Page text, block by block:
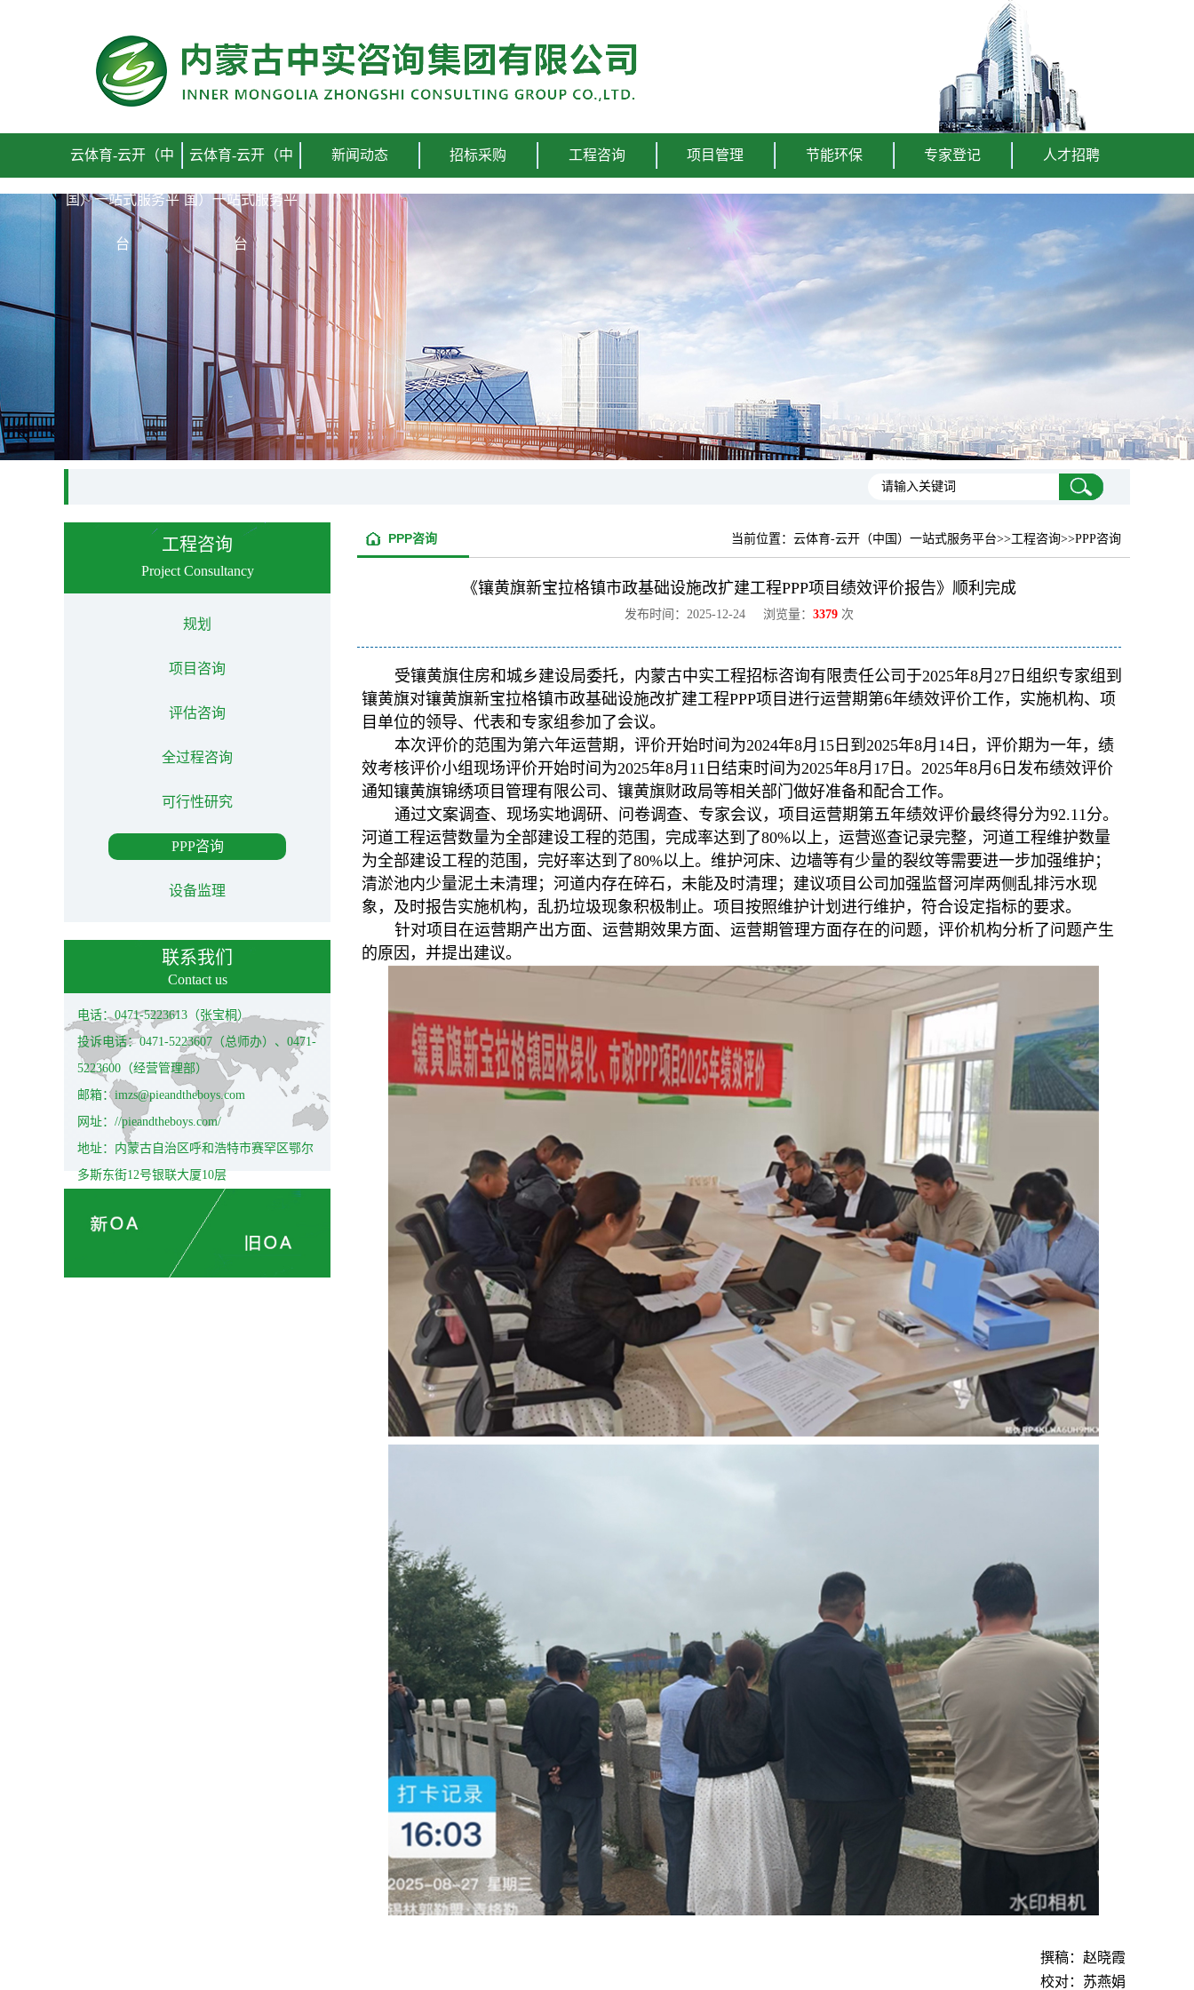
云体育-云开（中
国）一站式服务平
台
云体育-云开（中
国）一站式服务平
台
新闻动态 招标采购 工程咨询 项目管理 节能环保 专家登记 人才招聘
工程咨询
Project Consultancy
规划
项目咨询
评估咨询
全过程咨询
可行性研究
PPP咨询
设备监理
联系我们
Contact us
电话：0471-5223613（张宝桐）
投诉电话：0471-5223607（总师办）、0471-
5223600（经营管理部）
邮箱：imzs@pieandtheboys.com
网址：//pieandtheboys.com/
地址：内蒙古自治区呼和浩特市赛罕区鄂尔
多斯东街12号银联大厦10层
当前位置： 云体育-云开（中国）一站式服务平台>>工程咨询>>PPP咨询
PPP咨询
《镶黄旗新宝拉格镇市政基础设施改扩建工程PPP项目绩效评价报告》顺利完成
发布时间：2025-12-24 浏览量： 3379 次
受镶黄旗住房和城乡建设局委托，内蒙古中实工程招标咨询有限责任公司于2025年8月27日组织专家组到
镶黄旗对镶黄旗新宝拉格镇市政基础设施改扩建工程PPP项目进行运营期第6年绩效评价工作，实施机构、项
目单位的领导、代表和专家组参加了会议。
本次评价的范围为第六年运营期，评价开始时间为2024年8月15日到2025年8月14日，评价期为一年，绩
效考核评价小组现场评价开始时间为2025年8月11日结束时间为2025年8月17日。2025年8月6日发布绩效评价
通知镶黄旗锦绣项目管理有限公司、镶黄旗财政局等相关部门做好准备和配合工作。
通过文案调查、现场实地调研、问卷调查、专家会议，项目运营期第五年绩效评价最终得分为92.11分。
河道工程运营数量为全部建设工程的范围，完成率达到了80%以上，运营巡查记录完整，河道工程维护数量
为全部建设工程的范围，完好率达到了80%以上。维护河床、边墙等有少量的裂纹等需要进一步加强维护；
清淤池内少量泥土未清理；河道内存在碎石，未能及时清理；建议项目公司加强监督河岸两侧乱排污水现
象，及时报告实施机构，乱扔垃圾现象积极制止。项目按照维护计划进行维护，符合设定指标的要求。
针对项目在运营期产出方面、运营期效果方面、运营期管理方面存在的问题，评价机构分析了问题产生
的原因，并提出建议。
撰稿：赵晓霞
校对：苏燕娟